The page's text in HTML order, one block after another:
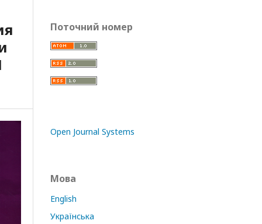
Поточний номер
Open Journal Systems
Мова
English
Українська